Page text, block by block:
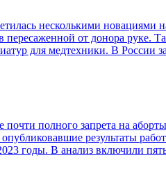
несколькими новациями
от донора руке.
для медтехники. В России
почти полного запрета на
результаты
годы. В анализ включили